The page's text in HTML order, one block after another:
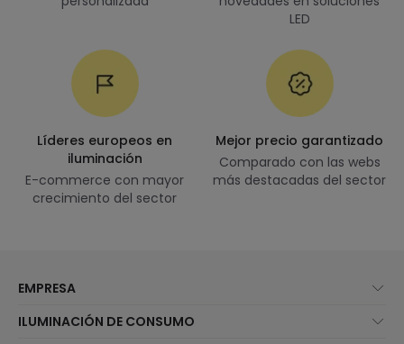
LED
Líderes europeos en
iluminación
E-commerce con mayor
crecimiento del sector
Mejor precio garantizado
Comparado con las webs
más destacadas del sector
EMPRESA
Atención al cliente
ILUMINACIÓN DE CONSUMO